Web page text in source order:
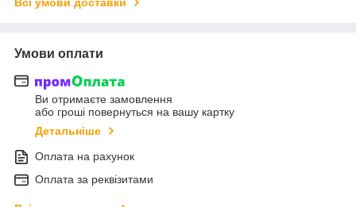
Умови оплати
Ви отримаєте замовлення
або гроші повернуться на вашу картку
Детальніше
Оплата на рахунок
Оплата за реквізитами